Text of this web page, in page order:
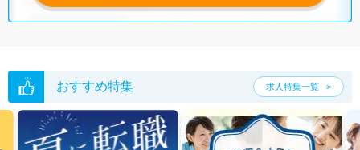
おすすめ特集 求人特集一覧